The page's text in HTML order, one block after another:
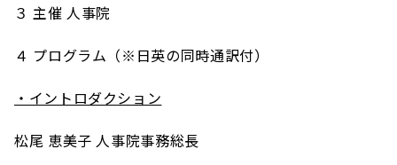
３ 主催 人事院
４ プログラム（※日英の同時通訳付）
・イントロダクション
松尾 恵美子 人事院事務総長